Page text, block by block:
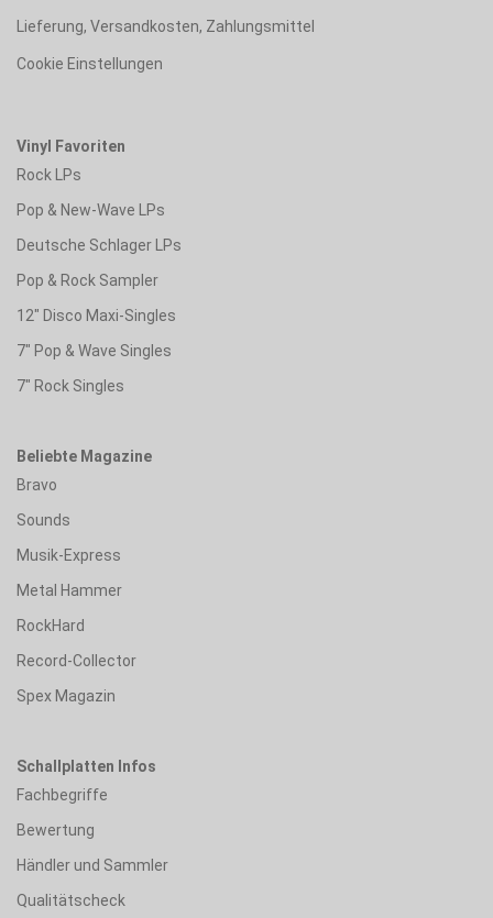
Lieferung, Versandkosten, Zahlungsmittel
Cookie Einstellungen
Vinyl Favoriten
Rock LPs
Pop & New-Wave LPs
Deutsche Schlager LPs
Pop & Rock Sampler
12" Disco Maxi-Singles
7" Pop & Wave Singles
7" Rock Singles
Beliebte Magazine
Bravo
Sounds
Musik-Express
Metal Hammer
RockHard
Record-Collector
Spex Magazin
Schallplatten Infos
Fachbegriffe
Bewertung
Händler und Sammler
Qualitätscheck